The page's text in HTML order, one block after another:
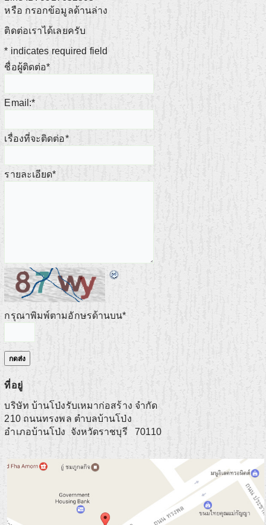
หรือ กรอกข้อมูลด้านล่าง
ติดต่อเราได้เลยครับ
* indicates required field
ชื่อผู้ติดต่อ*
Email:*
เรื่องที่จะติดต่อ*
รายละเอียด*
กรุณาพิมพ์ตามอักษรด้านบน*
ที่อยู่
บริษัท บ้านโป่งรับเหมาก่อสร้าง จำกัด
210 ถนนทรงพล ตำบลบ้านโป่ง
อำเภอบ้านโป่ง
จังหวัดราชบุรี 70110